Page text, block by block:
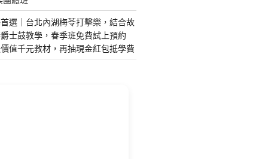
選｜台北內湖梅苓打擊樂，結合故
士鼓教學，春季班免費試上預約
值千元教材，再抽現金紅包抵學費